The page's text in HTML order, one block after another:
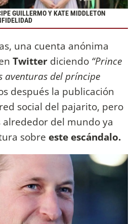
GUILLERMO Y KATE MIDDLETON
una cuenta anónima
Twitter diciendo “Prince
aventuras del príncipe
después la publicación
social del pajarito, pero
del mundo ya
sobre este escándalo.